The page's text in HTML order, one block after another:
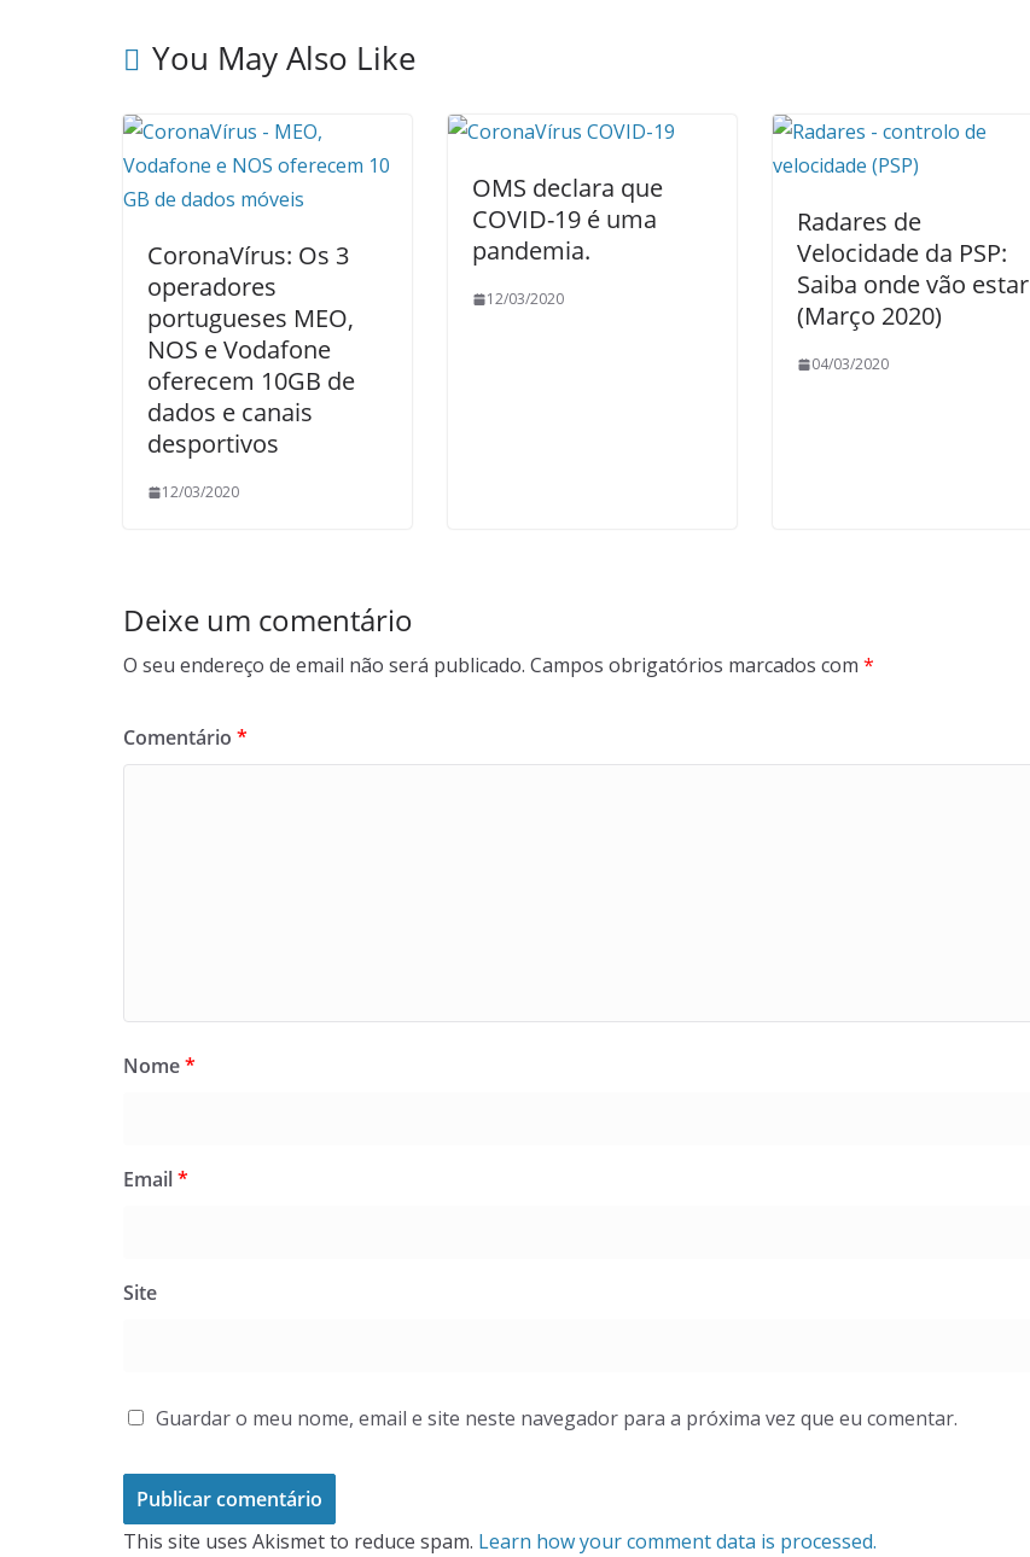
You May Also Like
CoronaVírus: Os 3
operadores
portugueses MEO,
NOS e Vodafone
oferecem 10GB de
dados e canais
desportivos
12/03/2020
OMS declara que
COVID-19 é uma
pandemia.
12/03/2020
Radares de
Velocidade da PSP:
Saiba onde vão estar
(Março 2020)
04/03/2020
Deixe um comentário
O seu endereço de email não será publicado. Campos obrigatórios marcados com *
Comentário *
Nome*
Email*
Site
Guardar o meu nome, email e site neste navegador para a próxima vez que eu comentar.
This site uses Akismet to reduce spam. Learn how your comment data is processed.